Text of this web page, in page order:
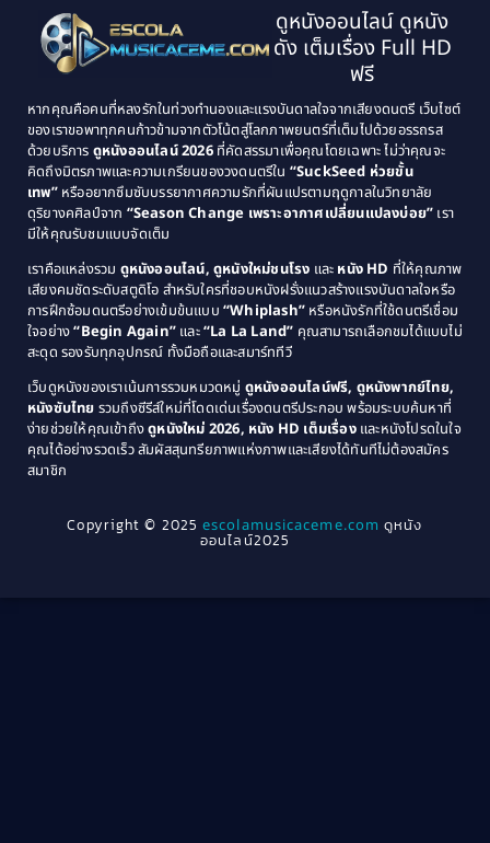
(134)
Classic หนังคลาสสิก(21)
Classic หนังคลาสสิก(25)
Comedy ตลก(46)
Comedy ตลก(515)
Coming of Age ก้าวพ้นวัย(1)
Coming-of-Age(3)
Community(1)
Crime อาชญากรรม(78)
Cult Film(4)
1995
1994
1993
1992
1989
1988
1987
1986
1985
1984
1983
1982
1979
1978
1976
1975
1974
1971
1970
1969
1968
1964
1963
1940
ดูหนังออนไลน์ ดูหนัง
ดัง เต็มเรื่อง Full HD
ฟรี
หากคุณคือคนที่หลงรักในท่วงทำนองและแรงบันดาลใจจากเสียงดนตรี เว็บไซต์
ของเราขอพาทุกคนก้าวข้ามจากตัวโน้ตสู่โลกภาพยนตร์ที่เต็มไปด้วยอรรถรส
ด้วยบริการ ดูหนังออนไลน์ 2026ที่คัดสรรมาเพื่อคุณโดยเฉพาะ ไม่ว่าคุณจะ
คิดถึงมิตรภาพและความเกรียนของวงดนตรีใน “SuckSeed ห่วยขั้น
เทพ”หรืออยากซึมซับบรรยากาศความรักที่ผันแปรตามฤดูกาลในวิทยาลัย
ดุริยางคศิลป์จาก “Season Change เพราะอากาศเปลี่ยนแปลงบ่อย” เรา
มีให้คุณรับชมแบบจัดเต็ม
เราคือแหล่งรวม ดูหนังออนไลน์, ดูหนังใหม่ชนโรง และ หนัง HD ที่ให้คุณภาพ
เสียงคมชัดระดับสตูดิโอ สำหรับใครที่ชอบหนังฝรั่งแนวสร้างแรงบันดาลใจหรือ
การฝึกซ้อมดนตรีอย่างเข้มข้นแบบ “Whiplash” หรือหนังรักที่ใช้ดนตรีเชื่อม
ใจอย่าง“Begin Again” และ“La La Land” คุณสามารถเลือกชมได้แบบไม่
สะดุด รองรับทุกอุปกรณ์ ทั้งมือถือและสมาร์ททีวี
เว็บดูหนังของเราเน้นการรวมหมวดหมู่ ดูหนังออนไลน์ฟรี, ดูหนังพากย์ไทย,
หนังซับไทย รวมถึงซีรีส์ใหม่ที่โดดเด่นเรื่องดนตรีประกอบ พร้อมระบบค้นหาที่
ง่ายช่วยให้คุณเข้าถึงดูหนังใหม่ 2026, หนัง HD เต็มเรื่องและหนังโปรดในใจ
คุณได้อย่างรวดเร็ว สัมผัสสุนทรียภาพแห่งภาพและเสียงได้ทันทีไม่ต้องสมัคร
สมาชิก
Copyright © 2025escolamusicaceme.com ดูหนัง
ออนไลน์2025